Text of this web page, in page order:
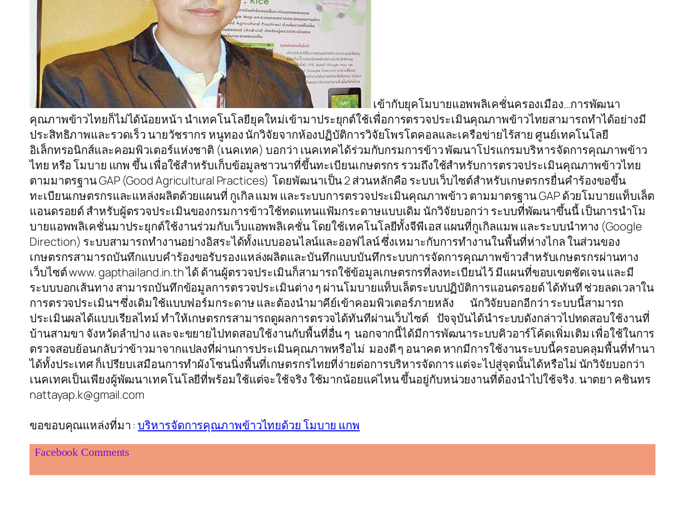
เข้ากับยุคโมบายแอพพลิเคชั่นครองเมือง…การพัฒนา
คุณภาพข้าวไทยก็ไม่ได้น้อยหน้า นำเทคโนโลยียุคใหม่เข้ามาประยุกต์ใช้เพื่อการตรวจประเมินคุณภาพข้าวไทยสามารถทำได้อย่างมี
ประสิทธิภาพและรวดเร็ว นายวัชรากร หนูทอง นักวิจัยจากห้องปฏิบัติการวิจัยโพรโตคอลและเครือข่ายไร้สาย ศูนย์เทคโนโลยี
อิเล็กทรอนิกส์และคอมพิวเตอร์แห่งชาติ (เนคเทค) บอกว่า เนคเทคได้ร่วมกับกรมการข้าว พัฒนาโปรแกรมบริหารจัดการคุณภาพข้าว
ไทย หรือ โมบาย แกพ ขึ้น เพื่อใช้สำหรับเก็บข้อมูลชาวนาที่ขึ้นทะเบียนเกษตรกร รวมถึงใช้สำหรับการตรวจประเมินคุณภาพข้าวไทย
ตามมาตรฐาน GAP (Good Agricultural Practices) โดยพัฒนาเป็น 2 ส่วนหลักคือ ระบบเว็บไซต์สำหรับเกษตรกรยื่นคำร้องขอขึ้น
ทะเบียนเกษตรกรและแหล่งผลิตด้วยแผนที่ กูเกิล แมพ และระบบการตรวจประเมินคุณภาพข้าว ตามมาตรฐาน GAP ด้วยโมบายแท็บเล็ต
แอนดรอยด์ สำหรับผู้ตรวจประเมินของกรมการข้าวใช้ทดแทนแฟ้มกระดาษแบบเดิม นักวิจัยบอกว่า ระบบที่พัฒนาขึ้นนี้ เป็นการนำโม
บายแอพพลิเคชั่นมาประยุกต์ใช้งานร่วมกับเว็บแอพพลิเคชั่น โดยใช้เทคโนโลยีทั้งจีพีเอส แผนที่กูเกิลแมพ และระบบนำทาง (Google
Direction) ระบบสามารถทำงานอย่างอิสระได้ทั้งแบบออนไลน์และออฟไลน์ ซึ่งเหมาะกับการทำงานในพื้นที่ห่างไกล ในส่วนของ
เกษตรกรสามารถบันทึกแบบคำร้องขอรับรองแหล่งผลิตและบันทึกแบบบันทึกระบบการจัดการคุณภาพข้าวสำหรับเกษตรกรผ่านทาง
เว็บไซต์ www. gapthailand.in.th ได้ ด้านผู้ตรวจประเมินก็สามารถใช้ข้อมูลเกษตรกรที่ลงทะเบียนไว้ มีแผนที่ขอบเขตชัดเจน และมี
ระบบบอกเส้นทาง สามารถบันทึกข้อมูลการตรวจประเมินต่าง ๆ ผ่านโมบายแท็บเล็ตระบบปฏิบัติการแอนดรอยด์ ได้ทันที ช่วยลดเวลาใน
การตรวจประเมินฯ ซึ่งเดิมใช้แบบฟอร์มกระดาษ และต้องนำมาคีย์เข้าคอมพิวเตอร์ภายหลัง นักวิจัยบอกอีกว่า ระบบนี้สามารถ
ประเมินผลได้แบบเรียลไทม์ ทำให้เกษตรกรสามารถดูผลการตรวจได้ทันทีผ่านเว็บไซต์ ปัจจุบันได้นำระบบดังกล่าวไปทดสอบใช้งานที่
บ้านสามขา จังหวัดลำปาง และจะขยายไปทดสอบใช้งานกับพื้นที่อื่น ๆ นอกจากนี้ได้มีการพัฒนาระบบคิวอาร์โค้ดเพิ่มเติม เพื่อใช้ในการ
ตรวจสอบย้อนกลับว่าข้าวมาจากแปลงที่ผ่านการประเมินคุณภาพหรือไม่ มองดี ๆ อนาคต หากมีการใช้งานระบบนี้ครอบคลุมพื้นที่ทำนา
ได้ทั้งประเทศ ก็เปรียบเสมือนการทำผังโซนนิ่งพื้นที่เกษตรกรไทยที่ง่ายต่อการบริหารจัดการ แต่จะไปสู่จุดนั้นได้หรือไม่ นักวิจัยบอกว่า
เนคเทคเป็นเพียงผู้พัฒนาเทคโนโลยีที่พร้อมใช้แต่จะใช้จริง ใช้มากน้อยแค่ไหน ขึ้นอยู่กับหน่วยงานที่ต้องนำไปใช้จริง. นาตยา คชินทร
nattayap.k@gmail.com
ขอขอบคุณแหล่งที่มา : บริหารจัดการคุณภาพข้าวไทยด้วย โมบาย แกพ
Facebook Comments